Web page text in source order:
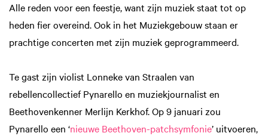
Alle reden voor een feestje, want zijn muziek staat tot op
heden fier overeind. Ook in het Muziekgebouw staan er
prachtige concerten met zijn muziek geprogrammeerd.
Te gast zijn violist Lonneke van Straalen van
rebellencollectief Pynarello en muziekjournalist en
Beethovenkenner Merlijn Kerkhof. Op 9 januari zou
Pynarello een ‘nieuwe Beethoven-patchsymfonie’ uitvoeren,